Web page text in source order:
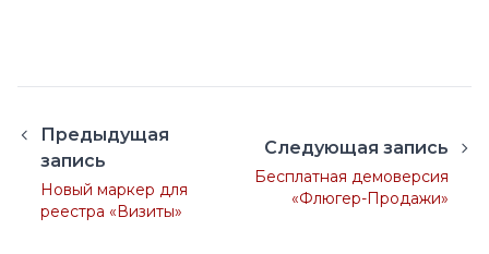
Предыдущая
запись
Новый маркер для
реестра «Визиты»
Следующая запись
Бесплатная демоверсия
«Флюгер-Продажи»